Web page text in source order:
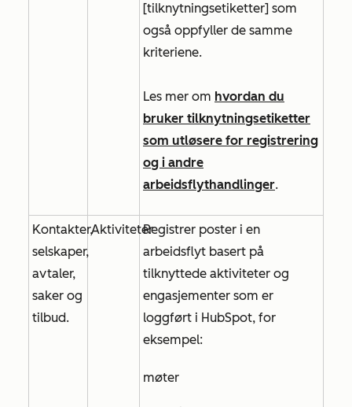
[tilknytningsetiketter] som
også oppfyller de samme
kriteriene.
Les mer om hvordan du
bruker tilknytningsetiketter
som utløsere for registrering
og i andre
arbeidsflythandlinger.
Kontakter,
selskaper,
avtaler,
saker og
tilbud.
AktiviteterRegistrer poster i en
arbeidsflyt basert på
tilknyttede aktiviteter og
engasjementer som er
loggført i HubSpot, for
eksempel:
møter